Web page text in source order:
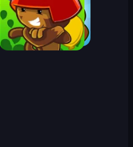
Renkli Toplar